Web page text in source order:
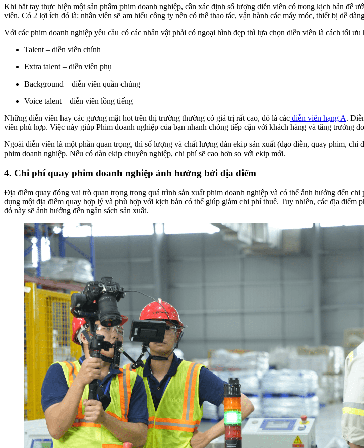
Khi bắt tay thực hiện một sản phẩm phim doanh nghiệp, cần xác định số lượng diễn viên có trong kịch bản để
viên. Có 2 lợi ích đó là: nhân viên sẽ am hiểu công ty nên có thể thao tác, vận hành các máy móc, thiết bị dễ
Với các phim doanh nghiệp yêu cầu có các nhân vật phải có ngoại hình đẹp thì lựa chọn diễn viên là cách tối
Talent – diễn viên chính
Extra talent – diễn viên phụ
Background – diễn viên quần chúng
Voice talent – diễn viên lồng tiếng
Những diễn viên hay các gương mặt hot trên thị trường thường có giá trị rất cao, đó là các diễn viên hạng A.
viên phù hợp. Việc này giúp Phim doanh nghiệp của bạn nhanh chóng tiếp cận với khách hàng và tăng trưởng
Ngoài diễn viên là một phần quan trọng, thì số lượng và chất lượng dàn ekip sản xuất (đạo diễn, quay phim,
phim doanh nghiệp. Nếu có dàn ekip chuyên nghiệp, chi phí sẽ cao hơn so với ekip mới.
4. Chi phí quay phim doanh nghiệp ảnh hưởng bởi địa điểm
Địa điểm quay đóng vai trò quan trọng trong quá trình sản xuất phim doanh nghiệp và có thể ảnh hưởng đến
dụng một địa điểm quay hợp lý và phù hợp với kịch bản có thể giúp giảm chi phí thuê. Tuy nhiên, các địa
đỏ này sẽ ảnh hưởng đến ngân sách sản xuất.